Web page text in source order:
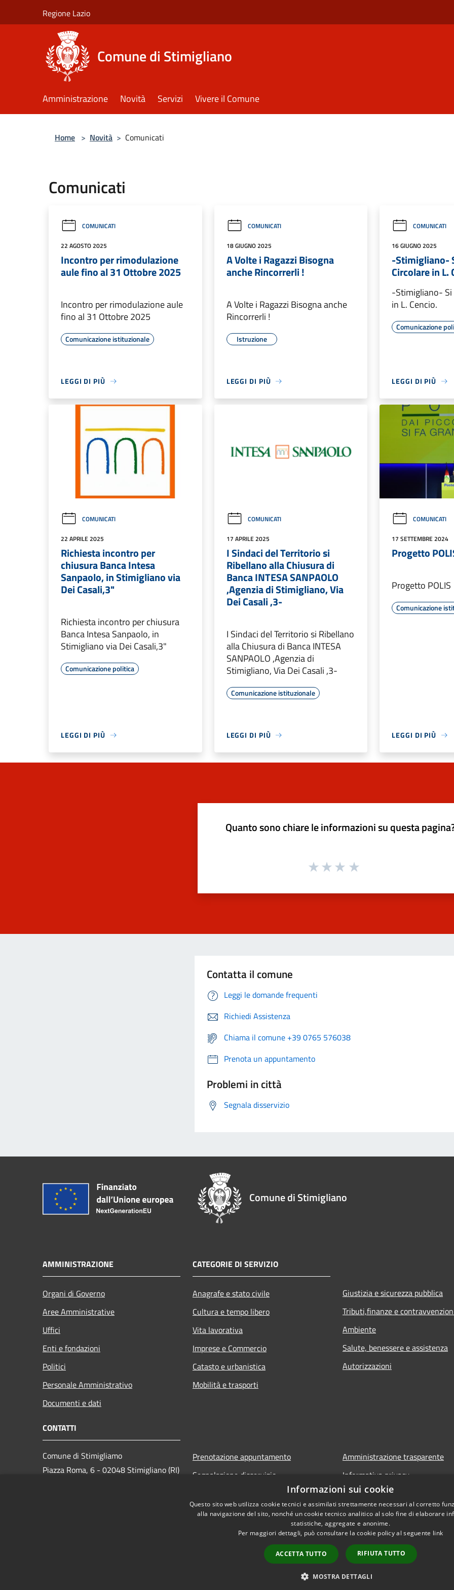
Regione Lazio
Comune di Stimigliano
Amministrazione Novità Servizi Vivere il Comune
Home > Novità > Comunicati
Comunicati
COMUNICATI
22 AGOSTO 2025
Incontro per rimodulazione
aule fino al 31 Ottobre 2025
Incontro per rimodulazione aule
fino al 31 Ottobre 2025
Comunicazione istituzionale
LEGGI DI PIÙ
COMUNICATI
18 GIUGNO 2025
A Volte i Ragazzi Bisogna
anche Rincorrerli !
A Volte i Ragazzi Bisogna anche
Rincorrerli !
Istruzione
LEGGI DI PIÙ
COMUNICATI
16 GIUGNO 2025
-Stimigliano-
Circolare in L.
-Stimigliano- Si
in L. Cencio.
Comunicazione
LEGGI DI PIÙ
COMUNICATI
22 APRILE 2025
Richiesta incontro per
chiusura Banca Intesa
Sanpaolo, in Stimigliano via
Dei Casali,3"
Richiesta incontro per chiusura
Banca Intesa Sanpaolo, in
Stimigliano via Dei Casali,3"
Comunicazione politica
LEGGI DI PIÙ
COMUNICATI
17 APRILE 2025
I Sindaci del Territorio si
Ribellano alla Chiusura di
Banca INTESA SANPAOLO
,Agenzia di Stimigliano, Via
Dei Casali ,3-
I Sindaci del Territorio si Ribellano
alla Chiusura di Banca INTESA
SANPAOLO ,Agenzia di
Stimigliano, Via Dei Casali ,3-
Comunicazione istituzionale
LEGGI DI PIÙ
COMUNICATI
17 SETTEMBRE 2024
Progetto
Progetto POLIS
Comunicazione
LEGGI DI PIÙ
Quanto sono chiare le informazioni su questa
Contatta il comune
Leggi le domande frequenti
Richiedi Assistenza
Chiama il comune +39 0765 576038
Prenota un appuntamento
Problemi in città
Segnala disservizio
Comune di Stimigliano
AMMINISTRAZIONE
Organi di Governo
Aree Amministrative
Uffici
Enti e fondazioni
Politici
Personale Amministrativo
Documenti e dati
CATEGORIE DI SERVIZIO
Anagrafe e stato civile
Cultura e tempo libero
Vita lavorativa
Imprese e Commercio
Catasto e urbanistica
Mobilità e trasporti
Giustizia e sicurezza pubblica
Tributi,finanze e
Ambiente
Salute, benessere e assistenza
Autorizzazioni
CONTATTI
Comune di Stimigliamo
Piazza Roma, 6 - 02048 Stimigliano (RI)
Prenotazione appuntamento
Segnalazione disservizio
Richiesta assistenza
Amministrazione trasparente
Informativa privacy
Note legali
Dichiarazione di accessibilità
Copyright © 2026 • Comune di
Informazioni sui cookie
Questo sito web utilizza cookie tecnici e assimilati strettamente necessari al corretto
alla navigazione del sito, nonché un cookie tecnico analitico al solo fine di elaborare
statistiche, aggregate e anonime.
Per maggiori dettagli, può consultare la cookie policy al seguente link
ACCETTA TUTTO RIFIUTA TUTTO
MOSTRA DETTAGLI